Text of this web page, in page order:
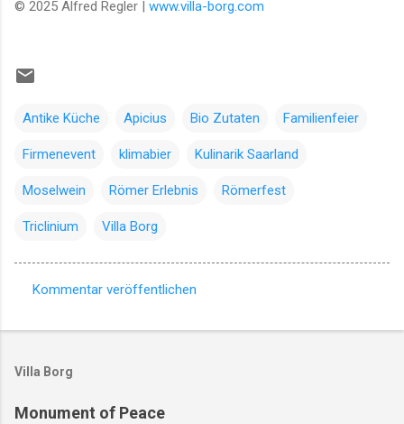
© 2025 Alfred Regler | www.villa-borg.com
Antike Küche Apicius Bio Zutaten Familienfeier
Firmenevent klimabier Kulinarik Saarland
Moselwein Römer Erlebnis Römerfest
Triclinium Villa Borg
o
e
Kommentar veröffentlichen
Villa Borg
Monument of Peace